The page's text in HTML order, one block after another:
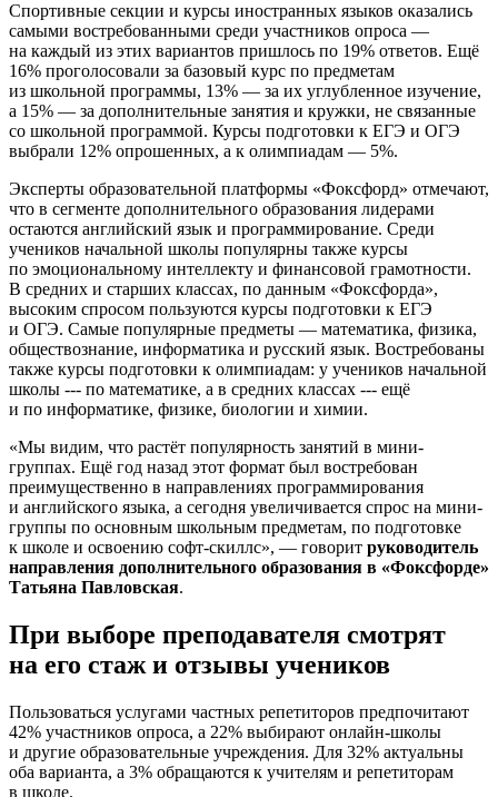
Спортивные секции и курсы иностранных языков оказались
самыми востребованными среди участников опроса —
на каждый из этих вариантов пришлось по 19% ответов. Ещё
16% проголосовали за базовый курс по предметам
из школьной программы, 13% — за их углубленное изучение,
а 15% — за дополнительные занятия и кружки, не связанные
со школьной программой. Курсы подготовки к ЕГЭ и ОГЭ
выбрали 12% опрошенных, а к олимпиадам — 5%.
Эксперты образовательной платформы «Фоксфорд» отмечают,
что в сегменте дополнительного образования лидерами
остаются английский язык и программирование. Среди
учеников начальной школы популярны также курсы
по эмоциональному интеллекту и финансовой грамотности.
В средних и старших классах, по данным «Фоксфорда»,
высоким спросом пользуются курсы подготовки к ЕГЭ
и ОГЭ. Самые популярные предметы — математика, физика,
обществознание, информатика и русский язык. Востребованы
также курсы подготовки к олимпиадам: у учеников начальной
школы --- по математике, а в средних классах --- ещё
и по информатике, физике, биологии и химии.
«Мы видим, что растёт популярность занятий в мини-
группах. Ещё год назад этот формат был востребован
преимущественно в направлениях программирования
и английского языка, а сегодня увеличивается спрос на мини-
группы по основным школьным предметам, по подготовке
к школе и освоению софт-скиллс», — говорит руководитель
направления дополнительного образования в «Фоксфорде»
Татьяна Павловская.
При выборе преподавателя смотрят
на его стаж и отзывы учеников
Пользоваться услугами частных репетиторов предпочитают
42% участников опроса, а 22% выбирают онлайн-школы
и другие образовательные учреждения. Для 32% актуальны
оба варианта, а 3% обращаются к учителям и репетиторам
в школе.